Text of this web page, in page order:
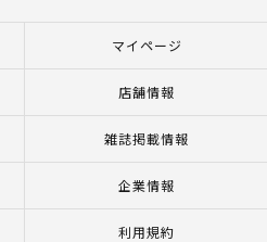
マイページ
店舗情報
雑誌掲載情報
企業情報
利用規約